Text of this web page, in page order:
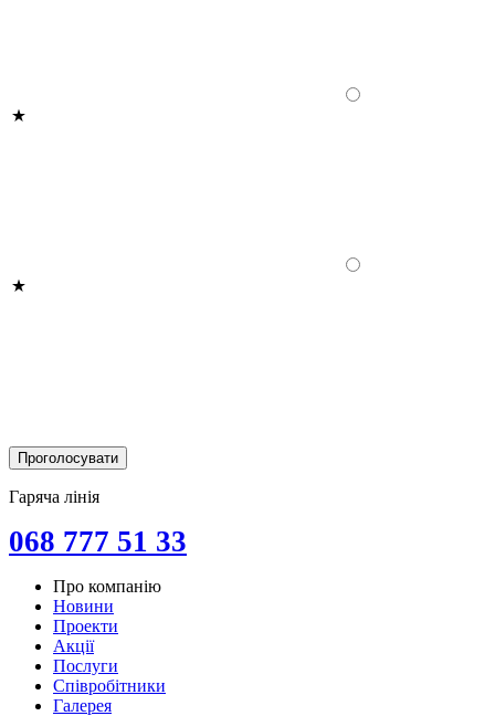
Гаряча лінія
068 777 51 33
Про компанію
Новини
Проекти
Акції
Послуги
Співробітники
Галерея